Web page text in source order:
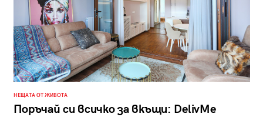
НЕЩАТА ОТ ЖИВОТА
Поръчай си всичко за вкъщи: DelivMe